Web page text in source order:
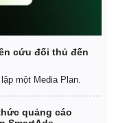
cứu đối thủ đến
một Media Plan.
quảng cáo